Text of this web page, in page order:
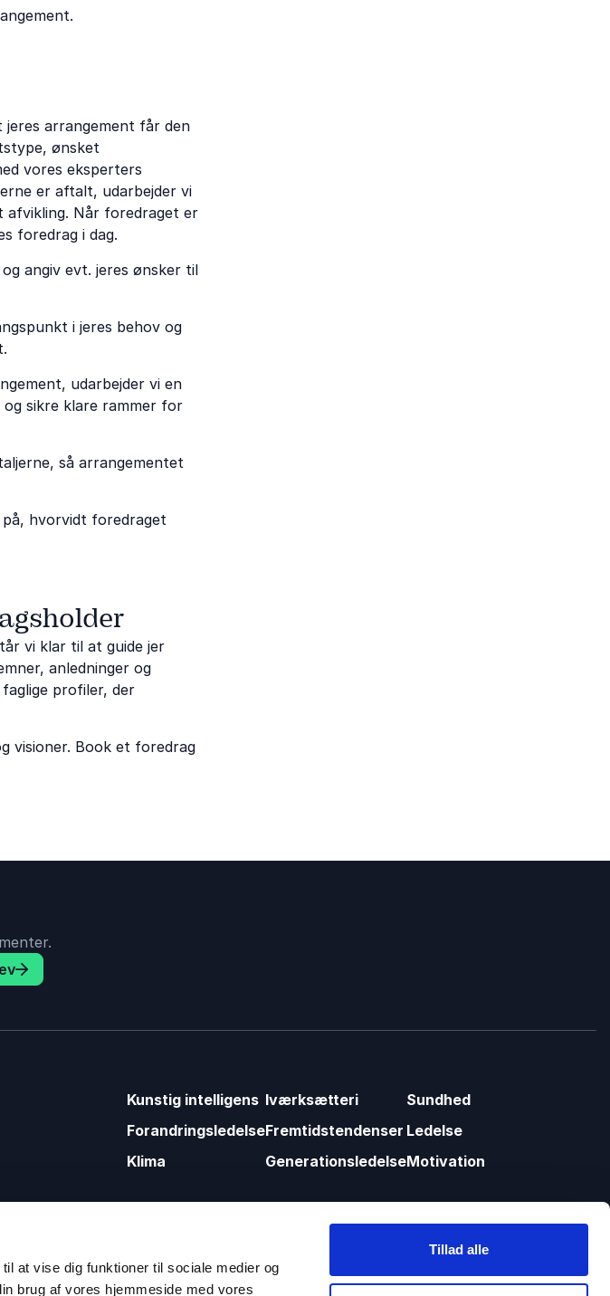
at vise dig funktioner til sociale medier og
brug af vores hjemmeside med vores
Tillad alle
arrangement får den
ønsket
vores eksperters
er aftalt, udarbejder vi
afvikling. Når foredraget er
foredrag i dag.
angiv evt. jeres ønsker til
i jeres behov og
udarbejder vi en
sikre klare rammer for
så arrangementet
hvorvidt foredraget
vi klar til at guide jer
anledninger og
profiler, der
visioner. Book et foredrag
Kunstig intelligens
Forandringsledelse
Klima
Iværksætteri
Fremtidstendenser
Generationsledelse
Sundhed
Ledelse
Motivation